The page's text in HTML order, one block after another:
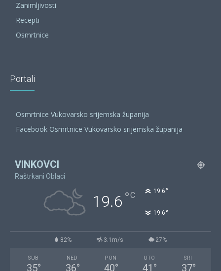
Zanimljivosti
Recepti
Osmrtnice
Portali
Osmrtnice Vukovarsko srijemska županija
Facebook Osmrtnice Vukovarsko srijemska županija
VINKOVCI
Raštrkani Oblaci
19.6 °C 19.6°
19.6°
82% 3.1m/s 27%
SUB
35°
NED
36°
PON
40°
UTO
41 °
SRI
37°